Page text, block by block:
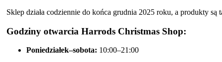
Sklep działa codziennie do końca grudnia 2025 roku, a produkty są
Godziny otwarcia Harrods Christmas Shop:
Poniedziałek–sobota: 10:00–21:00